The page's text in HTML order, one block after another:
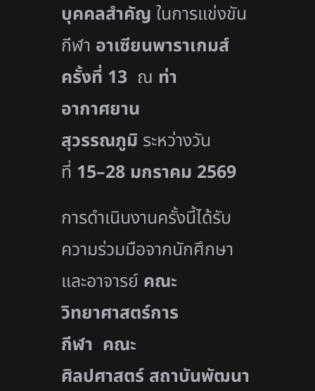
บุคคลสำคัญ ในการแข่งขัน
กีฬา อาเซียนพาราเกมส์
ครั้งที่ 13 ณ ท่า
อากาศยาน
สุวรรณภูมิ ระหว่างวัน
ที่ 15–28 มกราคม 2569
การดำเนินงานครั้งนี้ได้รับ
ความร่วมมือจากนักศึกษา
และอาจารย์ คณะ
วิทยาศาสตร์การ
กีฬา คณะ
ศิลปศาสตร์ สถาบันพัฒนา